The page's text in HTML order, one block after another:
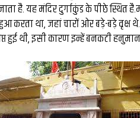
है. यह मंदिर दुर्गाकुंड के पीछे स्थित
करता था, जहां चारों ओर बड़े-बड़े वृक्ष
हुई थी, इसी कारण इन्हें बनकटी
आज गिरेंगे ओले,
तक झमाझम
बारिश